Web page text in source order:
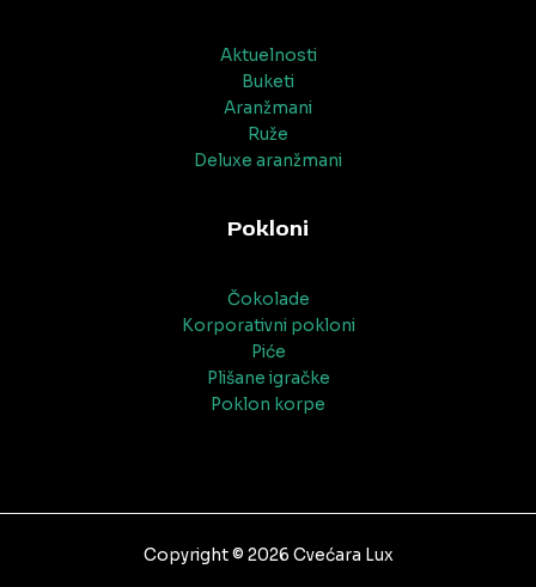
Aktuelnosti
Buketi
Aranžmani
Ruže
Deluxe aranžmani
Pokloni
Čokolade
Korporativni pokloni
Piće
Plišane igračke
Poklon korpe
Copyright © 2026 Cvećara Lux